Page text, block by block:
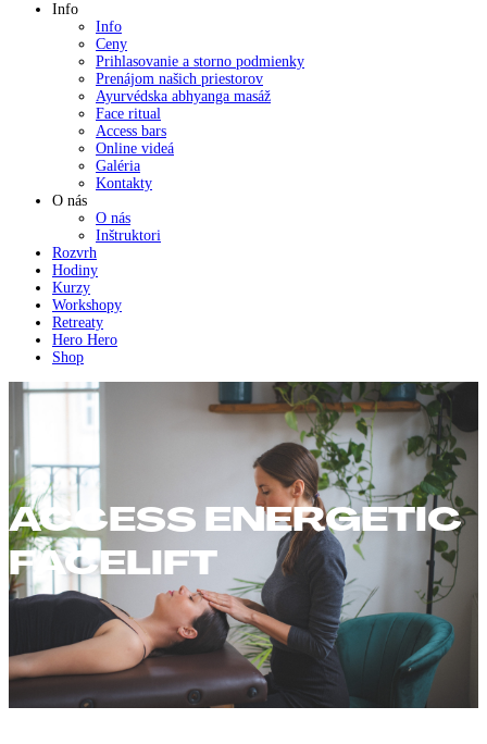
Info
Info
Ceny
Prihlasovanie a storno podmienky
Prenájom našich priestorov
Ayurvédska abhyanga masáž
Face ritual
Access bars
Online videá
Galéria
Kontakty
O nás
O nás
Inštruktori
Rozvrh
Hodiny
Kurzy
Workshopy
Retreaty
Hero Hero
Shop
ACCESS ENERGETIC
FACELIFT